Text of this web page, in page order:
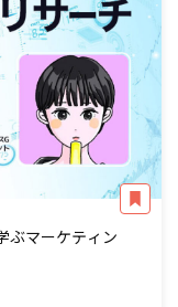
ぶマーケティン